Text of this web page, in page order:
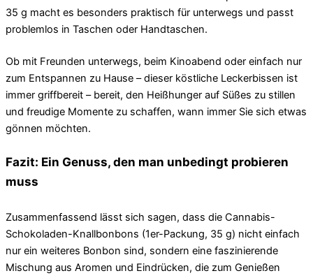
35 g macht es besonders praktisch für unterwegs und passt
problemlos in Taschen oder Handtaschen.
Ob mit Freunden unterwegs, beim Kinoabend oder einfach nur
zum Entspannen zu Hause – dieser köstliche Leckerbissen ist
immer griffbereit – bereit, den Heißhunger auf Süßes zu stillen
und freudige Momente zu schaffen, wann immer Sie sich etwas
gönnen möchten.
Fazit: Ein Genuss, den man unbedingt probieren
muss
Zusammenfassend lässt sich sagen, dass die Cannabis-
Schokoladen-Knallbonbons (1er-Packung, 35 g) nicht einfach
nur ein weiteres Bonbon sind, sondern eine faszinierende
Mischung aus Aromen und Eindrücken, die zum Genießen